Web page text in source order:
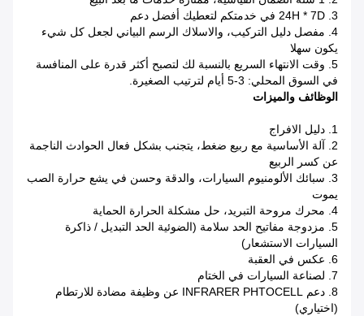
3. 24H * 7D في خدمتكم لتعطيك أفضل دعم
4. مفصل دليل التركيب، والاسلاك الرسم البياني لجعل كل شيء
يكون سهلا
5. وقت الانتهاء السريع بالنسبة لك لتصبح أكثر قدرة على المنافسة
في السوق المحلي: 3-5 أيام لترتيب الصغيرة.
الوظائف والميزات
1. دليل الافراج
2. آلة الأساسية مع ربيع ضغط، يتجنب بشكل فعال الحوادث الناجمة
عن كسر الربيع
3. سبائك الألومنيوم السيارات، والدقة وحسن في يشع حرارة الصب
يموت
4. محرك مروحة التبريد، حل مشكلة الحرارة الحماية
5. مزدوجة مفاتيح الحد سلامة (الضوئية الحد التبديل / ذاكرة
السيارات الاستشعار)
6. عكس في العقبة
7. لصناعة السيارات في الختام
8. دعم INFRARER PHTOCELL عن وظيفة مضادة للارتطام
(اختياري)